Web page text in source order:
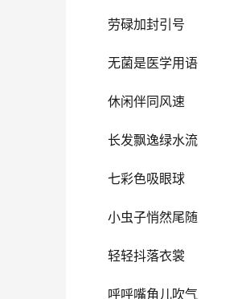
劳碌加封引号
无菌是医学用语
休闲伴同风速
长发飘逸绿水流
七彩色吸眼球
小虫子悄然尾随
轻轻抖落衣裳
呼呼嘴角儿吹气